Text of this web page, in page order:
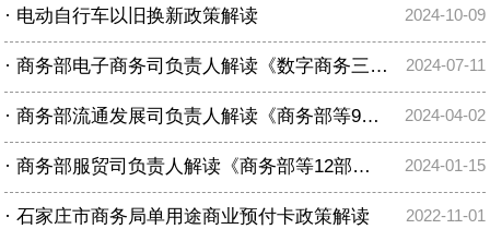
· 电动自行车以旧换新政策解读 2024-10-09
· 商务部电子商务司负责人解读《数字商务三年行动计划（2024-2026年）》 2024-07-11
· 商务部流通发展司负责人解读《商务部等9部门关于推动农村电商高质量发展的实施意见》 2024-04-02
· 商务部服贸司负责人解读《商务部等12部门关于加快生活服务数字化赋能的指导意见》 2024-01-15
· 石家庄市商务局单用途商业预付卡政策解读 2022-11-01